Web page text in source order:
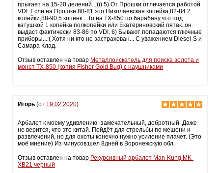
прыгает на 15-20 делений...))) 5) От Прошки отличается работой
VDI. Если на Прошке 80-81 это Николаевская копейка,82-84 2
копейки,88-90 5 копеек....То на ТХ-850 по барабану,что под
катушкой 1 копейка,полкопейки или Екатериновский пятак..он
выдаст фактически 83-86 по VDI. 6) Бывают попадаются глючные
приборы...:( Хотя ни кто не застрахован... С уважением Diesel-S и
Самара Клад.
Отзыв оставлен на товар Металлоискатель для поиска золота и
монет TX-850 (копия Fisher Gold Bug) с наушниками
Игорь (от 19.02.2020)
Арбалет к моему удивлению -замечательный, добротный. Даже
не верится, что это китай. Пойдёт для стрельбы по мешени и
развлечений, но для охоты конечно нужно усиление плачет. (Это
моё мнение) Из минусов:шел 8дней в Воронежскую обл.
Отзыв оставлен на товар Рекурсивный арбалет Man-Kung MK-
XB21 черный